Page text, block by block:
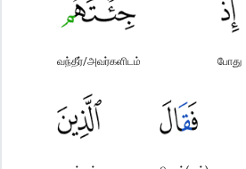
போது
வந்தீர்/அவர்களிடம்